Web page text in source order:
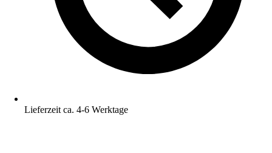
Lieferzeit ca. 4-6 Werktage